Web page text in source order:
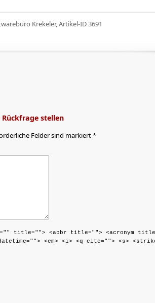
Krekeler, Artikel-ID 3691
stellen
Felder sind markiert *
title=""> <abbr title=""> <acronym
<em> <i> <q cite=""> <s>